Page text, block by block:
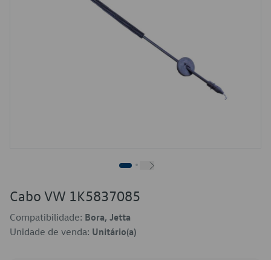
Cabo VW 1K5837085
Compatibilidade: Bora, Jetta
Unidade de venda: Unitário(a)